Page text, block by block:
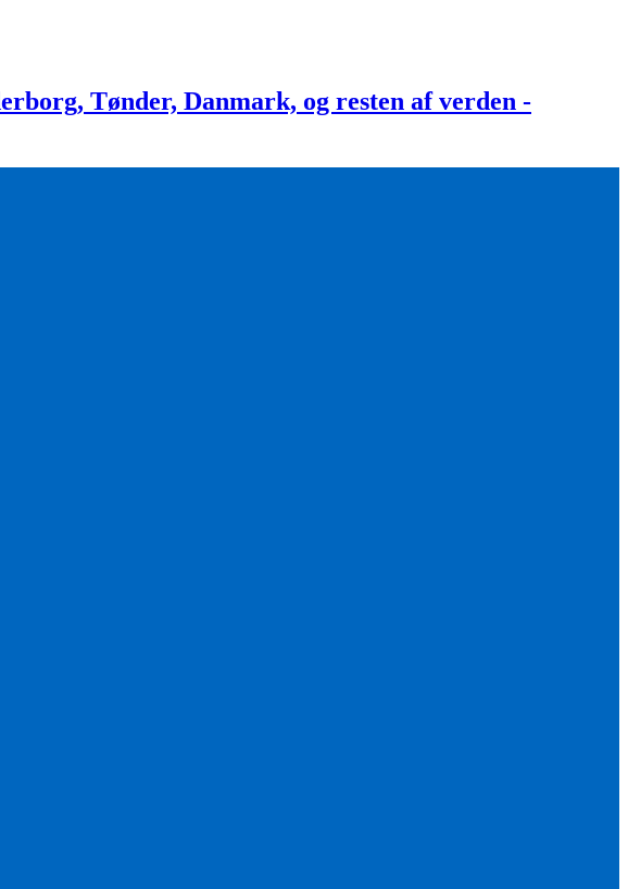
Tønder, Danmark, og resten af verden -